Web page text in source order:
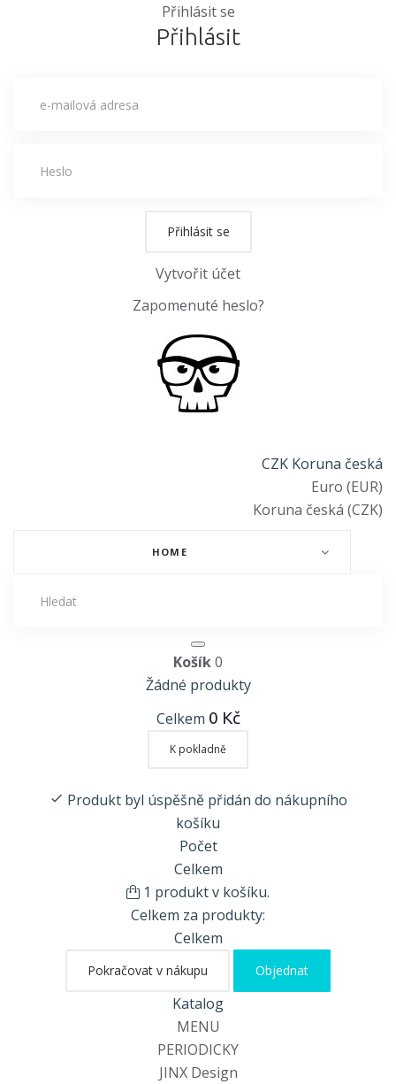
Přihlásit se
Přihlásit
Přihlásit se
Vytvořit účet
Zapomenuté heslo?
CZK Koruna česká
Euro (EUR)
Koruna česká (CZK)
HOME
Košík0
Žádné produkty
Celkem 0 Kč
K pokladně
Produkt byl úspěšně přidán do nákupního
košíku
Počet
Celkem
1 produkt v košíku.
Celkem za produkty:
Celkem
Pokračovat v nákupu Objednat
Katalog
MENU
PERIODICKY
JINX Design